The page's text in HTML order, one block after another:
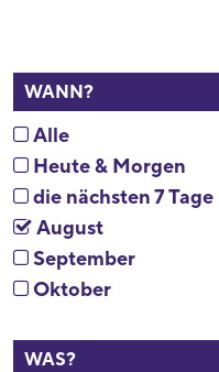
WANN?
Alle
Heute & Morgen
die nächsten 7 Tage
August
September
Oktober
WAS?